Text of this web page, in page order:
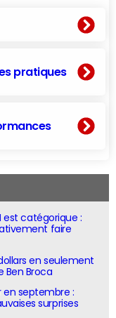
pratiques
est catégorique :
faire
en seulement
Ben Broca
en septembre :
surprises